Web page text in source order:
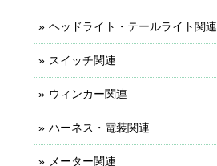
ヘッドライト・テールライト関連
スイッチ関連
ウィンカー関連
ハーネス・電装関連
メーター関連